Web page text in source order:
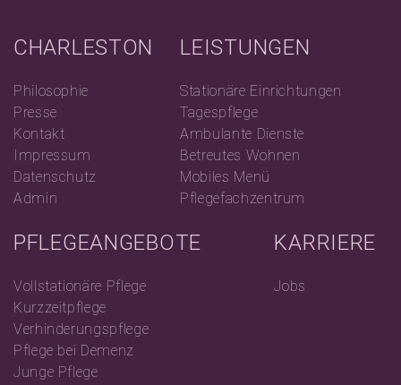
CHARLESTON
Philosophie
Presse
Kontakt
Impressum
Datenschutz
Admin
LEISTUNGEN
Stationäre Einrichtungen
Tagespflege
Ambulante Dienste
Betreutes Wohnen
Mobiles Menü
Pflegefachzentrum
PFLEGEANGEBOTE
Vollstationäre Pflege
Kurzzeitpflege
Verhinderungspflege
Pflege bei Demenz
Junge Pflege
KARRIERE
Jobs